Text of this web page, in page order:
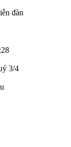
đàn
3/4